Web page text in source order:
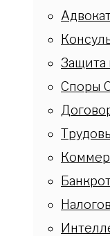
Защита
Споры